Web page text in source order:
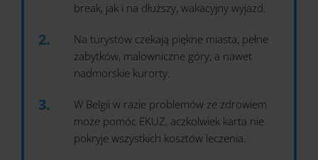
break, jak i na dłuższy, wakacyjny wyjazd.
Na turystów czekają piękne miasta, pełne
zabytków, malowniczne góry, a nawet
nadmorskie kurorty.
W Belgii w razie problemów ze zdrowiem
może pomóc EKUZ, aczkolwiek karta nie
pokryje wszystkich kosztów leczenia.